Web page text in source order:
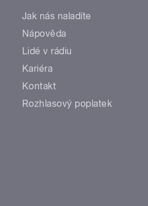
Jak nás naladíte
Nápověda
Lidé v rádiu
Kariéra
Kontakt
Rozhlasový poplatek